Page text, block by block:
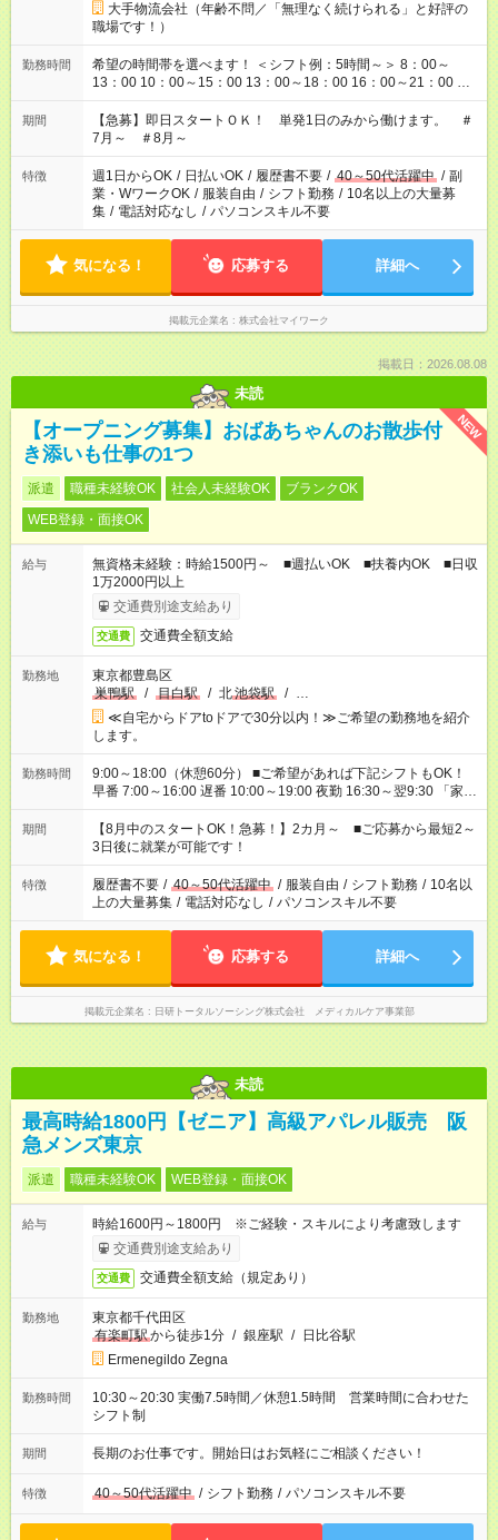
大手物流会社（年齢不問／「無理なく続けられる」と好評の
職場です！）
勤務時間
希望の時間帯を選べます！ ＜シフト例：5時間～＞ 8：00～
13：00 10：00～15：00 13：00～18：00 16：00～21：00 ＜
シフト例：8時間～＞ ・10：00～19：00 ・13：00～22：00 ・
22：00～翌6：00 など！是非ご希望をお聞かせください！
期間
【急募】即日スタートＯＫ！ 単発1日のみから働けます。 ＃
7月～ ＃8月～
特徴 週1日からOK / 日払いOK / 履歴書不要 / 40～50代活躍中 / 副
業・WワークOK / 服装自由 / シフト勤務 / 10名以上の大量募
集 / 電話対応なし / パソコンスキル不要
気になる！ 応募する 詳細へ
掲載元企業名 株式会社マイワーク
掲載日：2026.08.08
未読
NEW
【オープニング募集】おばあちゃんのお散歩付
き添いも仕事の1つ
派遣 職種未経験OK 社会人未経験OK
ブランクOK
WEB登録・面接OK
給与
無資格未経験：時給1500円～ ■週払いOK ■扶養内OK ■日収
1万2000円以上
交通費別途支給あり
交通費 交通費全額支給
勤務地
東京都豊島区
巣鴨駅
/ 目白駅 / 北池袋駅 / …
≪自宅からドアtoドアで30分以内！≫ご希望の勤務地を紹介
します。
勤務時間
9:00～18:00（休憩60分） ■ご希望があれば下記シフトもOK！
早番 7:00～16:00 遅番 10:00～19:00 夜勤 16:30～翌9:30 「家族
と休みを合わせたい」 「余裕を持って夕飯の準備がしたい」
「できれば残業はしたくない」 など、ご希望を教えてください
ね。 ※Wワーク希望の方へ 今ご覧のお仕事で希望する勤務時間
と、もう1つのお仕事の勤務時間。 合計で週40時間を超える場
合は応募できません。
期間
【8月中のスタートOK！急募！】2カ月～ ■ご応募から最短2～
3日後に就業が可能です！
特徴 履歴書不要 / 40～50代活躍中 / 服装自由 / シフト勤務 / 10名以
上の大量募集 / 電話対応なし / パソコンスキル不要
気になる！ 応募する 詳細へ
掲載元企業名 日研トータルソーシング株式会社 メディカルケア事業部
未読
最高時給1800円【ゼニア】高級アパレル販売 阪
急メンズ東京
派遣 職種未経験OK WEB登録・面接OK
給与
時給1600円～1800円 ※ご経験・スキルにより考慮致します
交通費別途支給あり
交通費 交通費全額支給（規定あり）
勤務地
東京都千代田区
有楽町駅から徒歩1分 / 銀座駅 / 日比谷駅
Ermenegildo Zegna
勤務時間
10:30～20:30 実働7.5時間／休憩1.5時間 営業時間に合わせた
シフト制
期間 長期のお仕事です。開始日はお気軽にご相談ください！
特徴 40～50代活躍中 / シフト勤務 / パソコンスキル不要